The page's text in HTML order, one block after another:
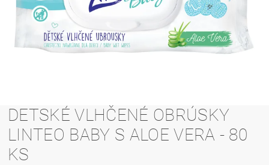
DETSKÉ VLHČENÉ OBRÚSKY
LINTEO BABY S ALOE VERA - 80
KS